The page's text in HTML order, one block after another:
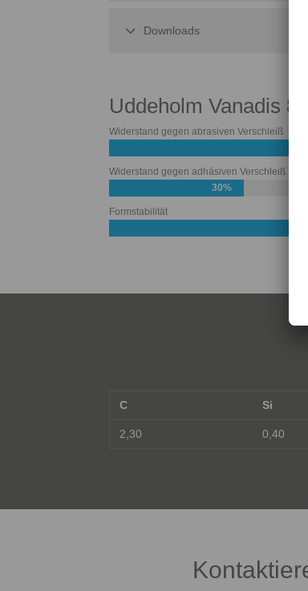
Downloads
Uddeholm Vanadis 8
Widerstand gegen abrasiven Verschleiß
Widerstand gegen adhäsiven Verschleiß
30%
Formstabilität
C Si
2,30 0,40